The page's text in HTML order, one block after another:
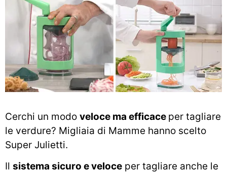
Cerchi un modo veloce ma efficace per tagliare
le verdure? Migliaia di Mamme hanno scelto
Super Julietti.
Il sistema sicuro e veloce per tagliare anche le